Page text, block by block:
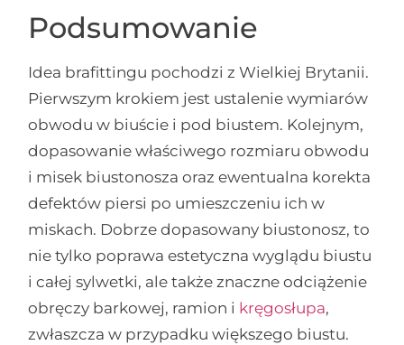
Podsumowanie
Idea brafittingu pochodzi z Wielkiej Brytanii.
Pierwszym krokiem jest ustalenie wymiarów
obwodu w biuście i pod biustem. Kolejnym,
dopasowanie właściwego rozmiaru obwodu
i misek biustonosza oraz ewentualna korekta
defektów piersi po umieszczeniu ich w
miskach. Dobrze dopasowany biustonosz, to
nie tylko poprawa estetyczna wyglądu biustu
i całej sylwetki, ale także znaczne odciążenie
obręczy barkowej, ramion i kręgosłupa,
zwłaszcza w przypadku większego biustu.